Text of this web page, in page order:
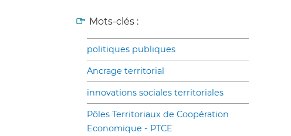
Mots-clés :
politiques publiques
Ancrage territorial
innovations sociales territoriales
Pôles Territoriaux de Coopération
Economique - PTCE